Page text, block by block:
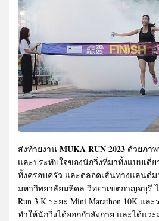
ส่งท้ายงาน MUKA RUN 2023 ด้วยภา
และประทับใจของนักวิ่งที่มาทั้งแบบเดี่
ทั้งครอบครัว และตลอดเส้นทางแลนด์ม
มหาวิทยาลัยมหิดล วิทยาเขตกาญจบุรี
Run 3 K ระยะ Mini Marathon 10K และ
ทำให้นักวิ่งได้ออกกำลังกาย และได้แว